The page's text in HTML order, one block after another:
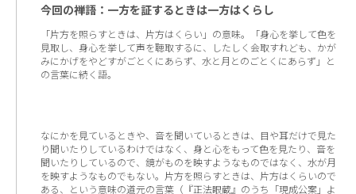
今回の禅語：一方を証するときは一方はくらし
「片方を照らすときは、片方はくらい」の意味。「身心を挙して色を
見取し、身心を挙して声を聴取するに、したしく会取すれども、かが
みにかげをやどすがごとくにあらず、水と月とのごとくにあらず」と
の言葉に続く語。
なにかを見ているときや、音を聞いているときは、目や耳だけで見た
り聞いたりしているわけではなく、身と心をもって色を見たり、音を
聞いたりしているので、鏡がものを映すようなものではなく、水が月
を映すようなものでもない。片方を照らすときは、片方はくらいので
ある、という意味の道元の言葉（『正法眼蔵』のうち「現成公案」よ